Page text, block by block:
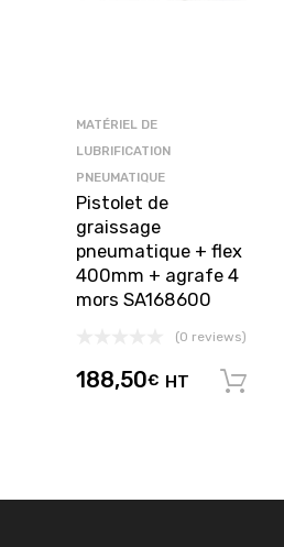
MATÉRIEL DE
LUBRIFICATION
PNEUMATIQUE
Pistolet de
graissage
pneumatique + flex
400mm + agrafe 4
mors SA168600
(0 reviews)
188,50€ HT